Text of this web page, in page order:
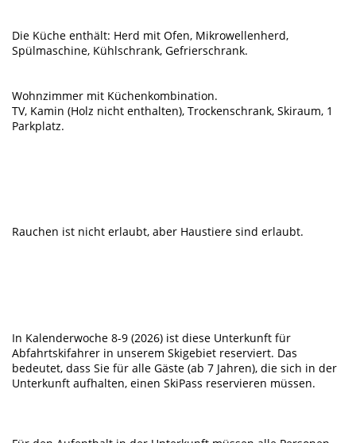
Die Küche enthält: Herd mit Ofen, Mikrowellenherd,
Spülmaschine, Kühlschrank, Gefrierschrank.
Wohnzimmer mit Küchenkombination.
TV, Kamin (Holz nicht enthalten), Trockenschrank, Skiraum, 1
Parkplatz.
Rauchen ist nicht erlaubt, aber Haustiere sind erlaubt.
In Kalenderwoche 8-9 (2026) ist diese Unterkunft für
Abfahrtskifahrer in unserem Skigebiet reserviert. Das
bedeutet, dass Sie für alle Gäste (ab 7 Jahren), die sich in der
Unterkunft aufhalten, einen SkiPass reservieren müssen.